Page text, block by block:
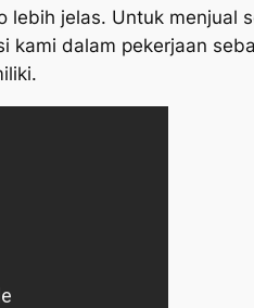
jelas. Untuk menjual
dalam pekerjaan